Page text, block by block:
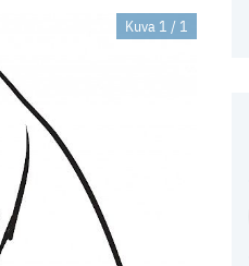
Kuva 1 / 1